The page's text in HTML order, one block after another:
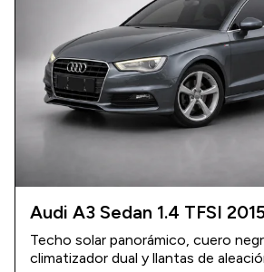
2015 117.000 km
USD 16.000
Audi A3 Sedan 1.4 TFSI
Techo solar panorámico, cuero
climatizador dual y llantas de